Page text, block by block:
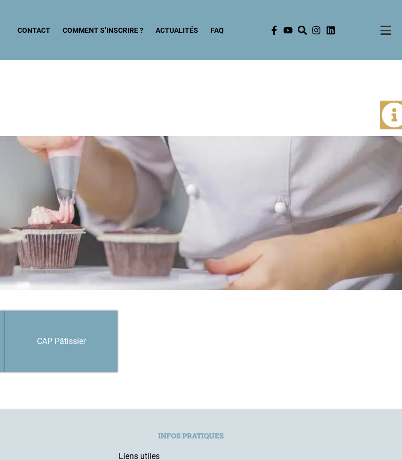
CONTACT COMMENT S’INSCRIRE ? ACTUALITÉS FAQ
CAP Pâtissier
INFOS PRATIQUES
Liens utiles